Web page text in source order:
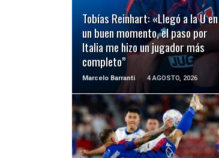
Tobías Reinhart: «Llegó a la U en
un buen momento, el paso por
Italia me hizo un jugador más
completo”
Marcelo Barranti 4 AGOSTO, 2026
LEER MÁS
LEER MÁS